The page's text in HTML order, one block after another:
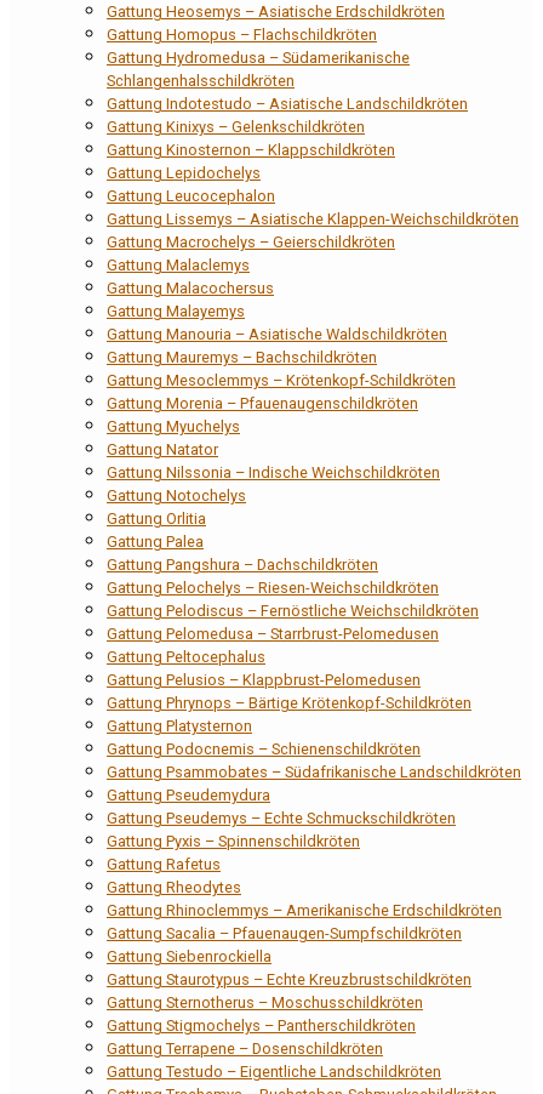
Gattung Heosemys – Asiatische Erdschildkröten
Gattung Homopus – Flachschildkröten
Gattung Hydromedusa – Südamerikanische
Schlangenhalsschildkröten
Gattung Indotestudo – Asiatische Landschildkröten
Gattung Kinixys – Gelenkschildkröten
Gattung Kinosternon – Klappschildkröten
Gattung Lepidochelys
Gattung Leucocephalon
Gattung Lissemys – Asiatische Klappen-Weichschildkröten
Gattung Macrochelys – Geierschildkröten
Gattung Malaclemys
Gattung Malacochersus
Gattung Malayemys
Gattung Manouria – Asiatische Waldschildkröten
Gattung Mauremys – Bachschildkröten
Gattung Mesoclemmys – Krötenkopf-Schildkröten
Gattung Morenia – Pfauenaugenschildkröten
Gattung Myuchelys
Gattung Natator
Gattung Nilssonia – Indische Weichschildkröten
Gattung Notochelys
Gattung Orlitia
Gattung Palea
Gattung Pangshura – Dachschildkröten
Gattung Pelochelys – Riesen-Weichschildkröten
Gattung Pelodiscus – Fernöstliche Weichschildkröten
Gattung Pelomedusa – Starrbrust-Pelomedusen
Gattung Peltocephalus
Gattung Pelusios – Klappbrust-Pelomedusen
Gattung Phrynops – Bärtige Krötenkopf-Schildkröten
Gattung Platysternon
Gattung Podocnemis – Schienenschildkröten
Gattung Psammobates – Südafrikanische Landschildkröten
Gattung Pseudemydura
Gattung Pseudemys – Echte Schmuckschildkröten
Gattung Pyxis – Spinnenschildkröten
Gattung Rafetus
Gattung Rheodytes
Gattung Rhinoclemmys – Amerikanische Erdschildkröten
Gattung Sacalia – Pfauenaugen-Sumpfschildkröten
Gattung Siebenrockiella
Gattung Staurotypus – Echte Kreuzbrustschildkröten
Gattung Sternotherus – Moschusschildkröten
Gattung Stigmochelys – Pantherschildkröten
Gattung Terrapene – Dosenschildkröten
Gattung Testudo – Eigentliche Landschildkröten